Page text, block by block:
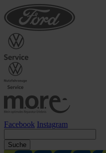
Facebook Instagram
Suche